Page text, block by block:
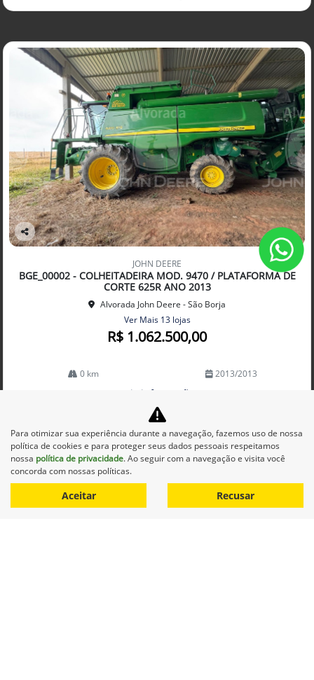
Co
arti
lhe
JOHN DEERE
BGE_00002 - COLHEITADEIRA MOD. 9470 / PLATAFORMA DE
CORTE 625R ANO 2013
Alvorada John Deere - São Borja
Ver Mais 13 lojas
R$ 1.062.500,00
0 km 2013/2013
Mais informações
Para otimizar sua experiência durante a navegação, fazemos uso de nossa
política de cookies e para proteger seus dados pessoais respeitamos
nossa política de privacidade. Ao seguir com a navegação e visita você
concorda com nossas políticas.
Aceitar Recusar